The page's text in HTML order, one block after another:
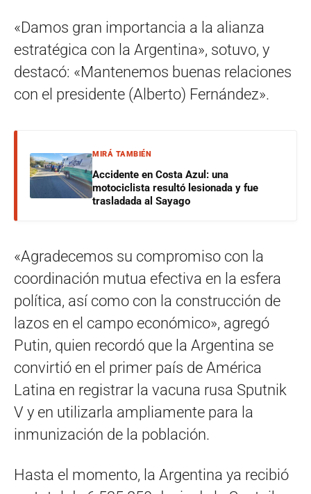
«Damos gran importancia a la alianza
estratégica con la Argentina», sotuvo, y
destacó: «Mantenemos buenas relaciones
con el presidente (Alberto) Fernández».
MIRÁ TAMBIÉN
Accidente en Costa Azul: una
motociclista resultó lesionada y fue
trasladada al Sayago
«Agradecemos su compromiso con la
coordinación mutua efectiva en la esfera
política, así como con la construcción de
lazos en el campo económico», agregó
Putin, quien recordó que la Argentina se
convirtió en el primer país de América
Latina en registrar la vacuna rusa Sputnik
V y en utilizarla ampliamente para la
inmunización de la población.
Hasta el momento, la Argentina ya recibió